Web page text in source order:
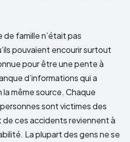
de famille n’était pas
pouvaient encourir surtout
pour être une pente à
d’informations qui a
même source. Chaque
sont victimes des
de ces accidents reviennent à
La plupart des gens ne se